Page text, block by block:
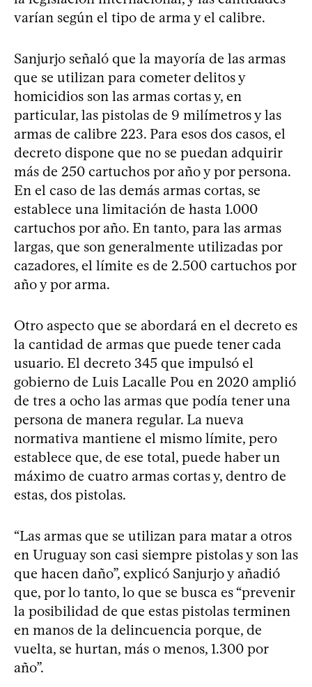
varían según el tipo de arma y el calibre.
Sanjurjo señaló que la mayoría de las armas
que se utilizan para cometer delitos y
homicidios son las armas cortas y, en
particular, las pistolas de 9 milímetros y las
armas de calibre 223. Para esos dos casos, el
decreto dispone que no se puedan adquirir
más de 250 cartuchos por año y por persona.
En el caso de las demás armas cortas, se
establece una limitación de hasta 1.000
cartuchos por año. En tanto, para las armas
largas, que son generalmente utilizadas por
cazadores, el límite es de 2.500 cartuchos por
año y por arma.
Otro aspecto que se abordará en el decreto es
la cantidad de armas que puede tener cada
usuario. El decreto 345 que impulsó el
gobierno de Luis Lacalle Pou en 2020 amplió
de tres a ocho las armas que podía tener una
persona de manera regular. La nueva
normativa mantiene el mismo límite, pero
establece que, de ese total, puede haber un
máximo de cuatro armas cortas y, dentro de
estas, dos pistolas.
“Las armas que se utilizan para matar a otros
en Uruguay son casi siempre pistolas y son las
que hacen daño”, explicó Sanjurjo y añadió
que, por lo tanto, lo que se busca es “prevenir
la posibilidad de que estas pistolas terminen
en manos de la delincuencia porque, de
vuelta, se hurtan, más o menos, 1.300 por
año”.